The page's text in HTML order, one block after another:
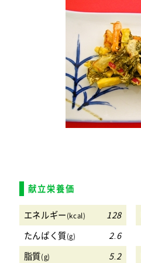
献立栄養価
エネルギー(kcal) 128
たんぱく質(g) 2.6
脂質(g) 5.2